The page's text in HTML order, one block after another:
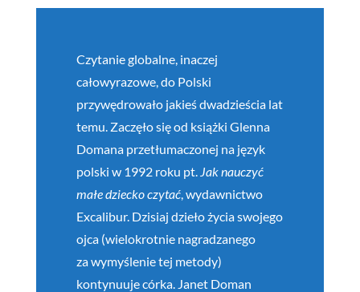
Czytanie globalne, inaczej
całowyrazowe, do Polski
przywędrowało jakieś dwadzieścia lat
temu. Zaczęło się od książki Glenna
Domana przetłumaczonej na język
polski w 1992 roku pt. Jak nauczyć
małe dziecko czytać, wydawnictwo
Excalibur. Dzisiaj dzieło życia swojego
ojca (wielokrotnie nagradzanego
za wymyślenie tej metody)
kontynuuje córka. Janet Doman